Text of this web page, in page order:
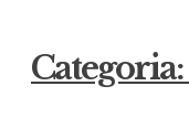
Categoria: